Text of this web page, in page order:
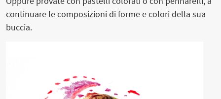
continuare le composizioni di forme e colori della sua
buccia.